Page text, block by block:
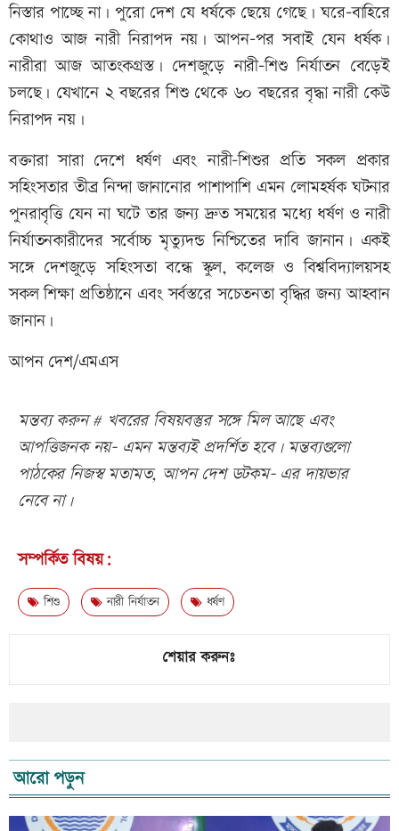
নিস্তার পাচ্ছে না। পুরো দেশ যে ধর্ষকে ছেয়ে গেছে। ঘরে-বাহিরে
কোথাও আজ নারী নিরাপদ নয়। আপন-পর সবাই যেন ধর্ষক।
নারীরা আজ আতংকগ্রস্ত। দেশজুড়ে নারী-শিশু নির্যাতন বেড়েই
চলছে। যেখানে ২ বছরের শিশু থেকে ৬০ বছরের বৃদ্ধা নারী কেউ
নিরাপদ নয়।
বক্তারা সারা দেশে ধর্ষণ এবং নারী-শিশুর প্রতি সকল প্রকার
সহিংসতার তীব্র নিন্দা জানানোর পাশাপাশি এমন লোমহর্ষক ঘটনার
পুনরাবৃত্তি যেন না ঘটে তার জন্য দ্রুত সময়ের মধ্যে ধর্ষণ ও নারী
নির্যাতনকারীদের সর্বোচ্চ মৃত্যুদন্ড নিশ্চিতের দাবি জানান। একই
সঙ্গে দেশজুড়ে সহিংসতা বন্ধে স্কুল, কলেজ ও বিশ্ববিদ্যালয়সহ
সকল শিক্ষা প্রতিষ্ঠানে এবং সর্বস্তরে সচেতনতা বৃদ্ধির জন্য আহবান
জানান।
আপন দেশ/এমএস
মন্তব্য করুন # খবরের বিষয়বস্তুর সঙ্গে মিল আছে এবং
আপত্তিজনক নয়- এমন মন্তব্যই প্রদর্শিত হবে। মন্তব্যগুলো
পাঠকের নিজস্ব মতামত, আপন দেশ ডটকম- এর দায়ভার
নেবে না।
সম্পর্কিত বিষয়:
শিশু নারী নির্যাতন ধর্ষণ
শেয়ার করুনঃ
আরো পড়ুন